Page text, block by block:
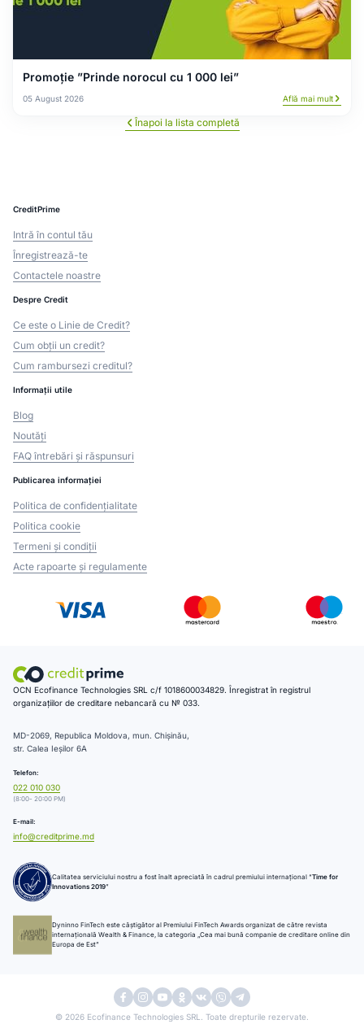
Promoție ”Prinde norocul cu 1 000 lei”
05 August 2026 Află mai mult
Înapoi la lista completă
CreditPrime
Intră în contul tău
Înregistrează-te
Contactele noastre
Despre Credit
Ce este o Linie de Credit?
Cum obții un credit?
Cum rambursezi creditul?
Informații utile
Blog
Noutăți
FAQ întrebări și răspunsuri
Publicarea informației
Politica de confidențialitate
Politica cookie
Termeni și condiții
Acte rapoarte și regulamente
OCN Ecofinance Technologies SRL c/f 1018600034829. Înregistrat în registrul
organizațiilor de creditare nebancară cu № 033.
MD-2069, Republica Moldova, mun. Chișinău,
str. Calea Ieșilor 6A
Telefon:
022 010 030
(8:00- 20:00 PM)
E-mail:
info@creditprime.md
Calitatea serviciului nostru a fost înalt apreciată în cadrul premiului internațional “Time for
Innovations 2019”
Dyninno FinTech este câștigător al Premiului FinTech Awards organizat de către revista
internațională Wealth & Finance, la categoria „Cea mai bună companie de creditare online din
Europa de Est”
© 2026 Ecofinance Technologies SRL. Toate drepturile rezervate.